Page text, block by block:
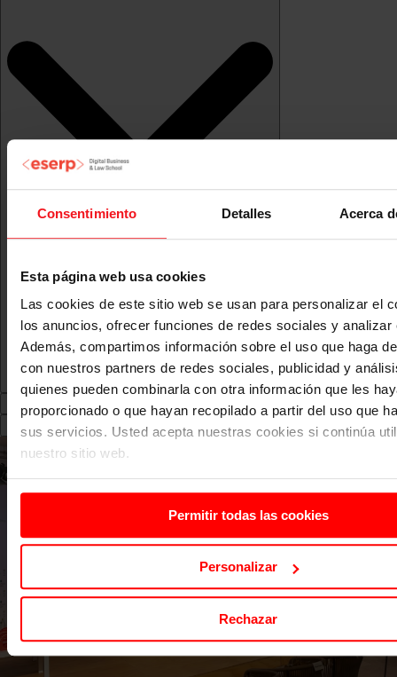
Consentimiento Detalles Acerca
Esta página web usa cookies
Las cookies de este sitio web se usan para personalizar el
los anuncios, ofrecer funciones de redes sociales y analizar
Además, compartimos información sobre el uso que haga
con nuestros partners de redes sociales, publicidad y
quienes pueden combinarla con otra información que les
proporcionado o que hayan recopilado a partir del uso que
sus servicios. Usted acepta nuestras cookies si continúa
nuestro sitio web.
Permitir todas las cookies
Personalizar
Rechazar
Search
for: